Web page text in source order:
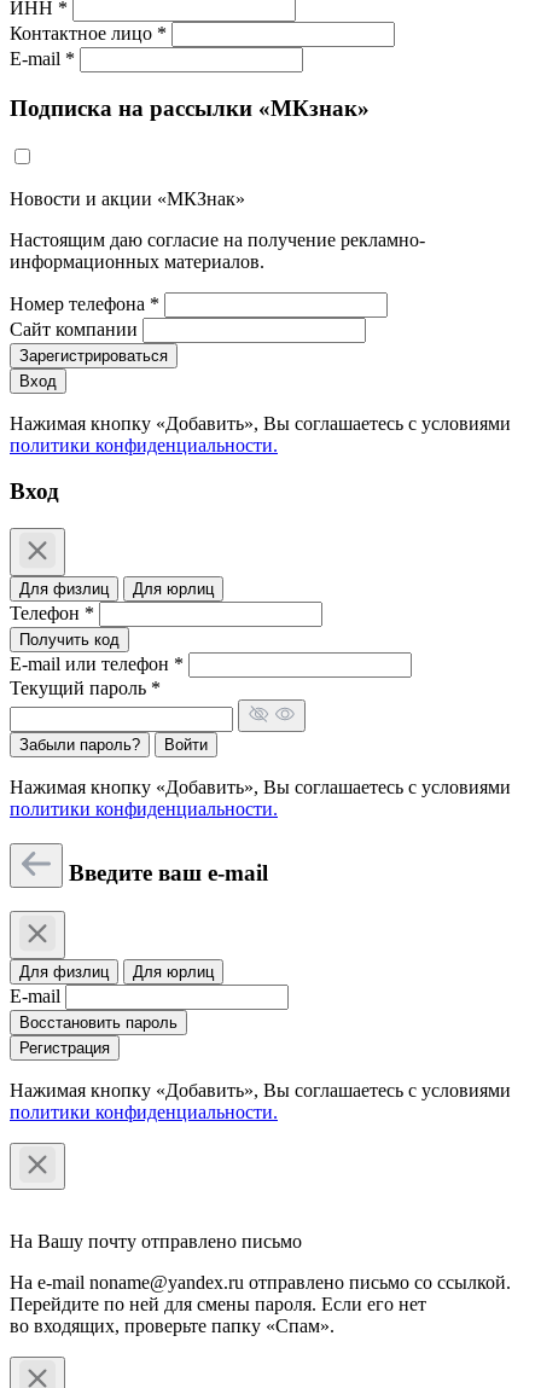
ИНН *
Контактное лицо *
E-mail *
Подписка на рассылки «МКзнак»
Новости и акции «МКЗнак»
Настоящим даю согласие на получение рекламно-
информационных материалов.
Номер телефона *
Сайт компании
Зарегистрироваться
Вход
Нажимая кнопку «Добавить», Вы соглашаетесь c условиями
политики конфиденциальности.
Вход
Для физлиц Для юрлиц
Телефон *
Получить код
E-mail или телефон *
Текущий пароль *
Забыли пароль? Войти
Нажимая кнопку «Добавить», Вы соглашаетесь c условиями
политики конфиденциальности.
Введите ваш e-mail
Для физлиц Для юрлиц
E-mail
Восстановить пароль
Регистрация
Нажимая кнопку «Добавить», Вы соглашаетесь c условиями
политики конфиденциальности.
На Вашу почту отправлено письмо
На e-mail noname@yandex.ru отправлено письмо со ссылкой.
Перейдите по ней для смены пароля. Если его нет
во входящих, проверьте папку «Спам».